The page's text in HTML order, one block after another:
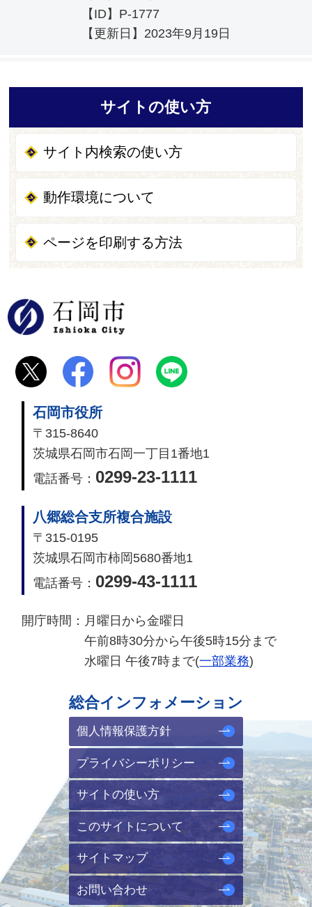
【ID】 P-1777
【更新日】 2023年9月19日
サイトの使い方
サイト内検索の使い方
動作環境について
ページを印刷する方法
石岡市役所
〒315-8640
茨城県石岡市石岡一丁目1番地1
電話番号： 0299-23-1111
八郷総合支所複合施設
〒315-0195
茨城県石岡市柿岡5680番地1
電話番号： 0299-43-1111
開庁時間： 月曜日から金曜日
午前8時30分から午後5時15分まで
水曜日 午後7時まで(一部業務)
総合インフォメーション
個人情報保護方針
プライバシーポリシー
サイトの使い方
このサイトについて
サイトマップ
お問い合わせ